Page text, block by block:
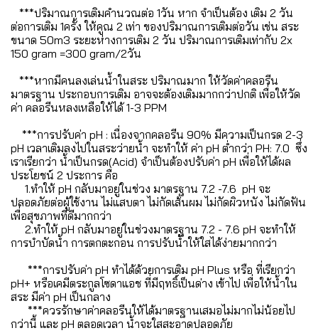
***ปริมาณการเติมคำนวณต่อ 1วัน หาก จำเป็นต้อง เติม 2 วัน
ต่อการเติม 1ครั้ง ให้คูณ 2 เท่า ของปริมาณการเติมต่อวัน เช่น สระ
ขนาด 50m3 ระยะห่างการเติม 2 วัน ปริมาณการเติมเท่ากับ 2x
150 gram =300 gram/2วัน
***หากมีคนลงเล่นน้ำในสระ ปริมาณมาก ให้วัดค่าคลอรีน
มาตรฐาน ประกอบการเติม อาจจะต้องเติมมากกว่าปกติ เพื่อให้วัด
ค่า คลอรีนหลงเหลือให้ได้ 1-3 PPM
***การปรับค่า pH : เนื่องจากคลอรีน 90% มีความเป็นกรด 2-3
pH เวลาเติมลงไปในสระว่ายน้ำ จะทำให้ ค่า pH ต่ำกว่า PH: 7.0 ซึ่ง
เราเรียกว่า น้ำเป็นกรด(Acid) จำเป็นต้องปรับค่า pH เพื่อให้ได้ผล
ประโยชน์ 2 ประการ คือ
1.ทำให้ pH กลับมาอยู่ในช่วง มาตรฐาน 7.2 -7.6 pH จะ
ปลอดภัยต่อผู้ใช้งาน ไม่แสบตา ไม่กัดเส้นผม ไม่กัดผิวหนัง ไม่กัดฟัน
เพื่อสุขภาพที่ดีมากกว่า
2.ทำให้ pH กลับมาอยู่ในช่วงมาตรฐาน 7.2 - 7.6 pH จะทำให้
การบำบัดน้ำ การตกตะกอน การปรับน้ำให้ใสได้ง่ายมากกว่า
***การปรับค่า pH ทำได้ด้วยการเติม pH Plus หรือ ที่เรียกว่า
pH+ หรือเคมีตระกูลโซดาแอช ที่มีฤทธิ์เป็นด่าง เข้าไป เพื่อให้น้ำใน
สระ มีค่า pH เป็นกลาง
***ควรรักษาค่าคลอรีนให้ได้มาตรฐานเสมอไม่มากไม่น้อยไป
กว่านี้ และ pH ตลอดเวลา น้ำจะใสสะอาดปลอดภัย